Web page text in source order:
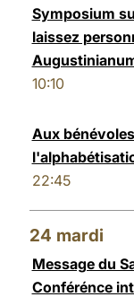
Symposium
laissez
10:10
Aux
22:45
24 mardi
Message du
Conférénce